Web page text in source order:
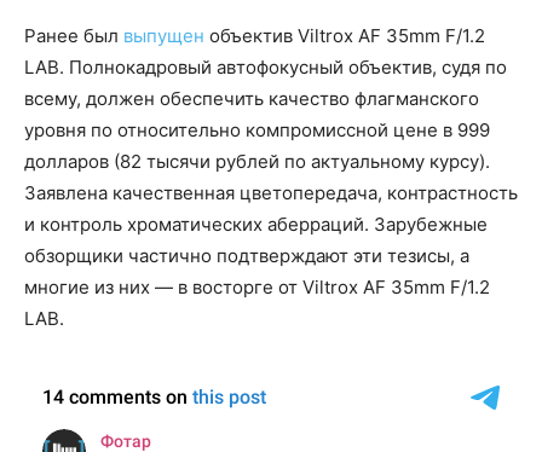
Ранее был выпущен объектив Viltrox AF 35mm F/1.2
LAB. Полнокадровый автофокусный объектив, судя по
всему, должен обеспечить качество флагманского
уровня по относительно компромиссной цене в 999
долларов (82 тысячи рублей по актуальному курсу).
Заявлена качественная цветопередача, контрастность
и контроль хроматических аберраций. Зарубежные
обзорщики частично подтверждают эти тезисы, а
многие из них — в восторге от Viltrox AF 35mm F/1.2
LAB.